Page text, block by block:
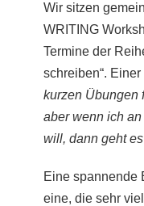
Wir sitzen
WRITING
Termine der
schreiben“.
kurzen Übungen
aber wenn ich
will, dann geht es
Eine spannende
eine, die sehr